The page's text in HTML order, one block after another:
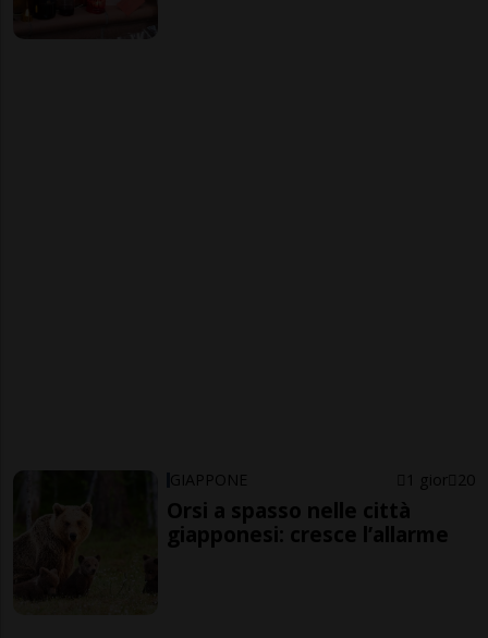
GIAPPONE 1 gior 20
Orsi a spasso nelle città
giapponesi: cresce l’allarme